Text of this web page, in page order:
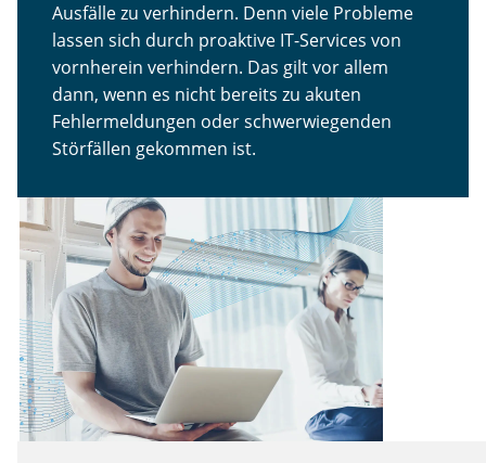
Ausfälle zu verhindern. Denn viele Probleme
lassen sich durch proaktive IT-Services von
vornherein verhindern. Das gilt vor allem
dann, wenn es nicht bereits zu akuten
Fehlermeldungen oder schwerwiegenden
Störfällen gekommen ist.